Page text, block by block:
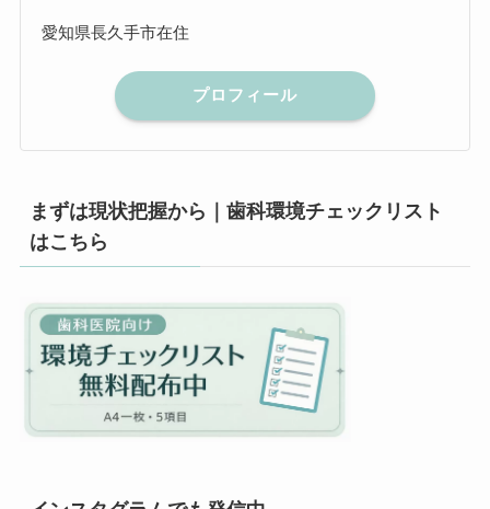
愛知県長久手市在住
プロフィール
まずは現状把握から｜歯科環境チェックリスト
はこちら